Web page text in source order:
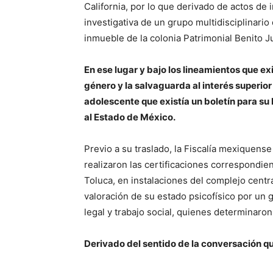
California, por lo que derivado de actos de
investigativa de un grupo multidisciplinario
inmueble de la colonia Patrimonial Benito
En ese lugar y bajo los lineamientos que
género y la salvaguarda al interés
adolescente que existía un boletín para
al Estado de México.
Previo a su traslado, la Fiscalía
realizaron las certificaciones
Toluca, en instalaciones del complejo
valoración de su estado psicofísico por un
legal y trabajo social, quienes
Derivado del sentido de la conversación